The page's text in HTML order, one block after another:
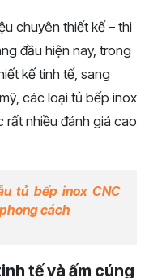
chuyên thiết kế – thi
đầu hiện nay, trong
kế tinh tế, sang
các loại tủ bếp inox
rất nhiều đánh giá cao
tủ bếp inox CNC
cách
tế và ấm cúng